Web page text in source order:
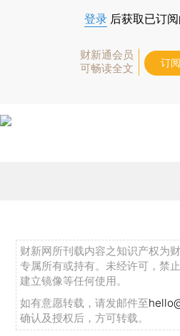
登录 后获取已订
财新通会员
可畅读全文
订
财新网所刊载内容之知识产权为
专属所有或持有。未经许可，禁
建立镜像等任何使用。
如有意愿转载，请发邮件至
确认及授权后，方可转载。